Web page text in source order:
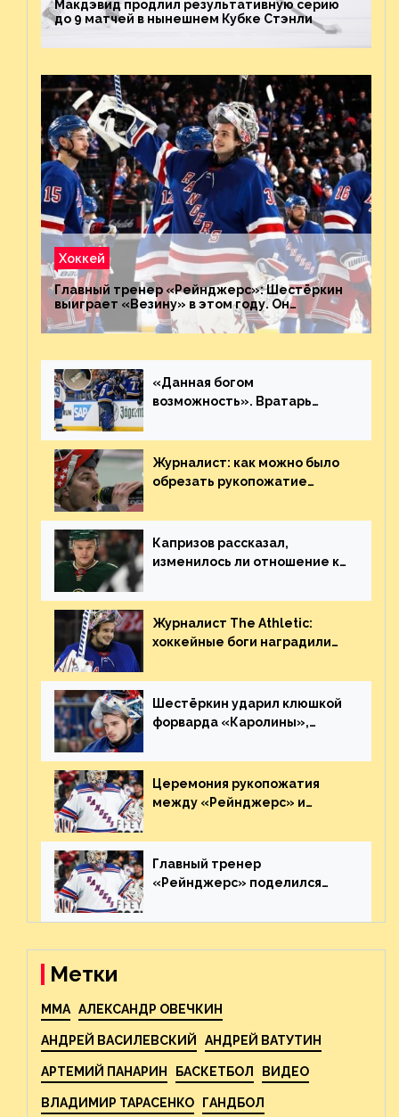
Макдэвид продлил результативную серию
до 9 матчей в нынешнем Кубке Стэнли
Хоккей
Главный тренер «Рейнджерс»: Шестёркин
выиграет «Везину» в этом году. Он
невероятен
«Данная богом
возможность». Вратарь
броске бутылкой в Кадри
Журналист: как можно было
обрезать рукопожатие
Плохая работа, ESPN
Капризов рассказал,
изменилось ли отношение к
Украине
Журналист The Athletic:
хоккейные боги наградили
великолепную игру
Шестёркин ударил клюшкой
форварда «Каролины»,
пятаке. Видео
Церемония рукопожатия
между «Рейнджерс» и
матча плей-офф. Видео
Главный тренер
«Рейнджерс» поделился
предстоящего финала
Метки
MMA АЛЕКСАНДР ОВЕЧКИН
АНДРЕЙ ВАСИЛЕВСКИЙ АНДРЕЙ ВАТУТИН
АРТЕМИЙ ПАНАРИН БАСКЕТБОЛ ВИДЕО
ВЛАДИМИР ТАРАСЕНКО ГАНДБОЛ